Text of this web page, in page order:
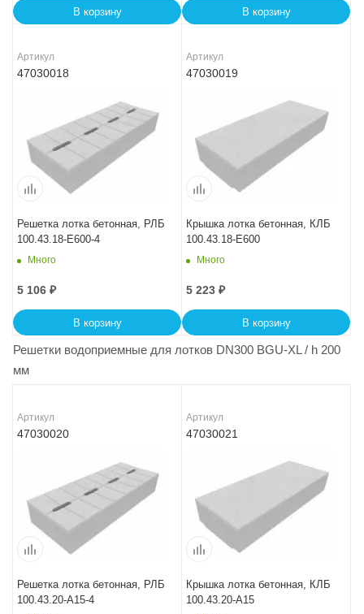
В корзину В корзину
Артикул
47030018
Решетка лотка бетонная, РЛБ
100.43.18-E600-4
Много
5 106 ₽
В корзину
Артикул
47030019
Крышка лотка бетонная, КЛБ
100.43.18-E600
Много
5 223 ₽
В корзину
Решетки водоприемные для лотков DN300 BGU-XL / h 200
мм
Артикул
47030020
Решетка лотка бетонная, РЛБ
100.43.20-A15-4
Артикул
47030021
Крышка лотка бетонная, КЛБ
100.43.20-A15